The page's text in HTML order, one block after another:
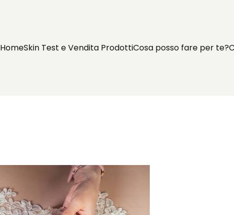
HomeSkin Test e Vendita ProdottiCosa posso fare per te?